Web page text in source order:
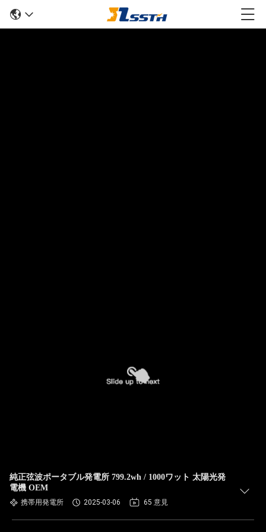
純正弦波ポータブル発電所 799.2wh / 1000ワット 太陽光発
電機 OEM
携帯用発電所 2025-03-06 65 意見